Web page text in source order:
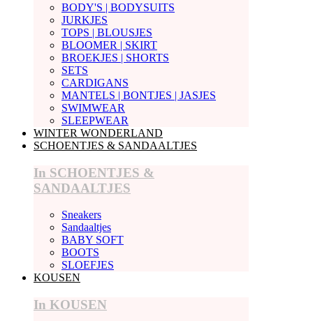
BODY'S | BODYSUITS
JURKJES
TOPS | BLOUSJES
BLOOMER | SKIRT
BROEKJES | SHORTS
SETS
CARDIGANS
MANTELS | BONTJES | JASJES
SWIMWEAR
SLEEPWEAR
WINTER WONDERLAND
SCHOENTJES & SANDAALTJES
In SCHOENTJES &
SANDAALTJES
Sneakers
Sandaaltjes
BABY SOFT
BOOTS
SLOEFJES
KOUSEN
In KOUSEN